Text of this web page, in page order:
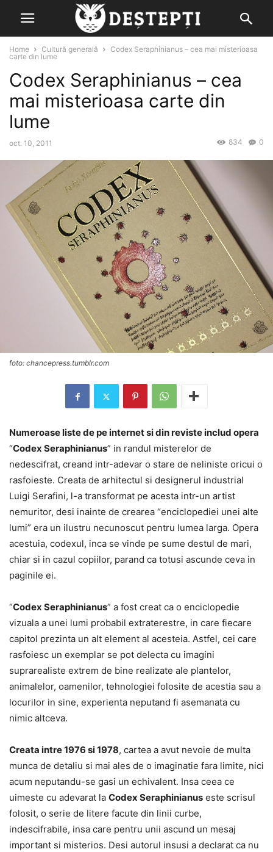
Home Cultură generală
Codex Seraphinianus – cea mai misterioasa
carte din lume
Codex Seraphinianus – cea
mai misterioasa carte din
lume
oct. 10, 2011 0
834
foto: chancepress.tumblr.com
Numeroase liste de pe internet si din reviste includ opera
“Codex Seraphinianus” in randul misterelor de
nedescifrat, creand intr-adevar o stare de neliniste oricui o
rasfoieste. Creata de arhitectul si designerul industrial
Luigi Serafini, l-a transformat pe acesta intr-un artist
nemuritor, desi inainte de crearea “enciclopediei unei alte
lumi” era un ilustru necunoscut pentru lumea larga. Opera
acestuia, codexul, inca se vinde pe sume destul de mari,
chiar si in cazul copiilor, parand ca totusi ascunde ceva in
paginile ei.
“Codex Seraphinianus” a fost creat ca o enciclopedie
vizuala a unei lumi probabil extraterestre, in care fiecare
capitol prezinta un alt element al acesteia. Astfel, cei care
rasfoiesc un exemplar se pot delecta cu imagini
suprarealiste extrem de bine realizate ale plantelor,
animalelor, oamenilor, tehnologiei folosite de acestia sau a
locurilor in sine, experienta neputand fi asemanata cu
nimic altceva.
Creata intre 1976 si 1978, cartea a avut nevoie de multa
munca de detaliu si mai ales de o imaginatie fara limite, nici
acum neputandu-se gasi un echivalent. Insa ceea ce
uimeste cu adevarat la Codex Seraphinianus este scrisul
folosit, o serie de litere facute din linii curbe,
indescifrabile, insa care pentru unii ascund un mesaj
important si misterios. Desi autorul insusi a declarat ca nu